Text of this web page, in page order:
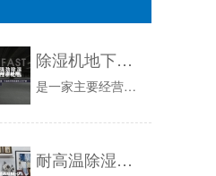
除湿机地下室 工业用除湿机费用
是一家主要经营除湿机的公司，我们都知道室内的潮气和湿气加重后，就会引发室内的角落滋长，东西很容霉，时间久了，影响我们的身体健康。所以，遇到室...
耐高温除湿机 安诗曼ASM-7S